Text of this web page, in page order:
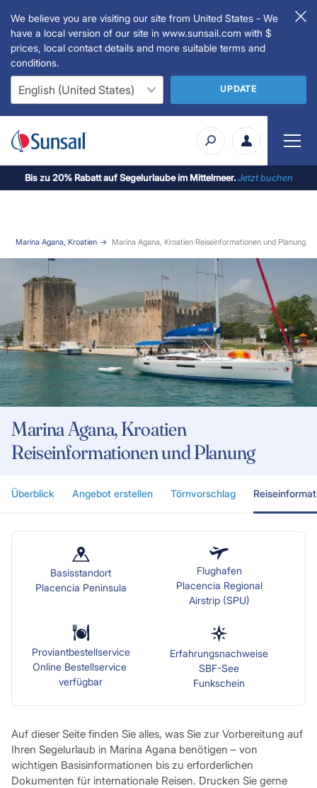
We believe you are visiting our site from United States - We
have a local version of our site in www.sunsail.com with $
prices, local contact details and more suitable terms and
conditions.
UPDATE
Bis zu 20% Rabatt auf Segelurlaube im Mittelmeer.Jetzt buchen
Marina Agana, Kroatien Marina Agana, Kroatien Reiseinformationen und Planung
Marina Agana, Kroatien
Reiseinformationen und Planung
Überblick Angebot erstellen Törnvorschlag
Basisstandort
Placencia Peninsula
Flughafen
Placencia Regional
Airstrip (SPU)
Proviantbestellservice
Online Bestellservice
verfügbar
Erfahrungsnachweise
SBF-See
Funkschein
Auf dieser Seite finden Sie alles, was Sie zur Vorbereitung auf
Ihren Segelurlaub in Marina Agana benötigen – von
wichtigen Basisinformationen bis zu erforderlichen
Dokumenten für internationale Reisen. Drucken Sie gerne